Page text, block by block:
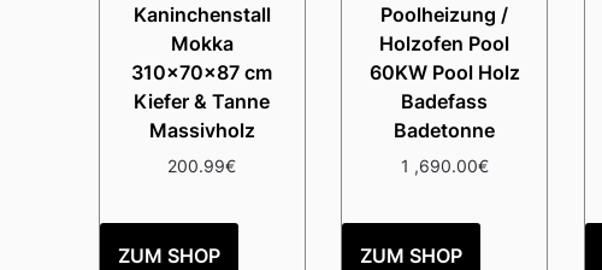
Kaninchenstall
Mokka
310x70x87 cm
Kiefer & Tanne
Massivholz
200.99€
ZUM SHOP
Poolheizung /
Holzofen Pool
60KW Pool Holz
Badefass
Badetonne
1 ,690.00€
ZUM SHOP